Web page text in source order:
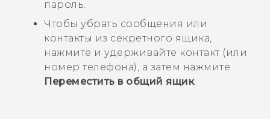
пароль.
Чтобы убрать сообщения или
контакты из секретного ящика,
нажмите и удерживайте контакт (или
номер телефона), а затем нажмите
Переместить в общий ящик.